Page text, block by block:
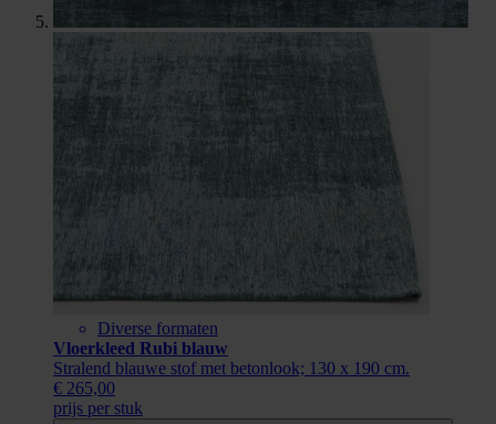
Diverse formaten
Vloerkleed Rubi blauw
Stralend blauwe stof met betonlook; 130 x 190 cm.
€ 265,00
prijs per stuk